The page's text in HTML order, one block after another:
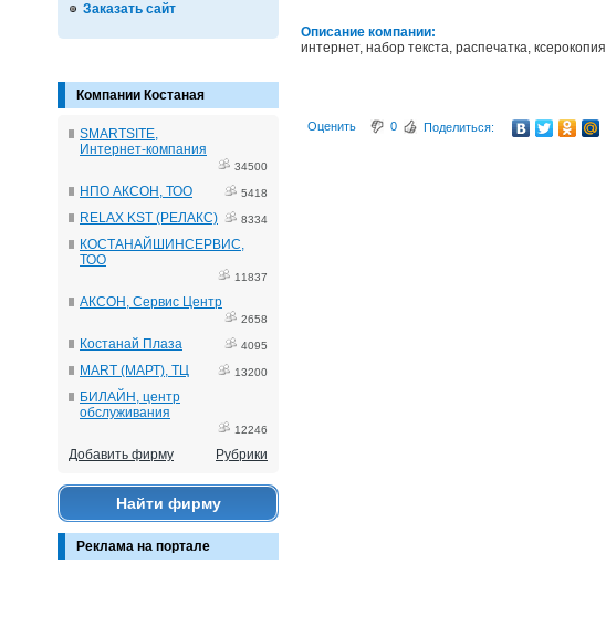
Заказать сайт
Компании Костаная
SMARTSITE,
Интернет-компания
34500
НПО АКСОН, ТОО 5418
RELAX KST (РЕЛАКС) 8334
КОСТАНАЙШИНСЕРВИС,
ТОО
11837
АКСОН, Сервис Центр
2658
Костанай Плаза 4095
MART (МАРТ), ТЦ 13200
БИЛАЙН, центр
обслуживания
12246
Добавить фирму Рубрики
Найти фирму
Реклама на портале
Описание компании:
интернет, набор текста, распечатка, ксерокопия
Оценить 0 Поделиться: